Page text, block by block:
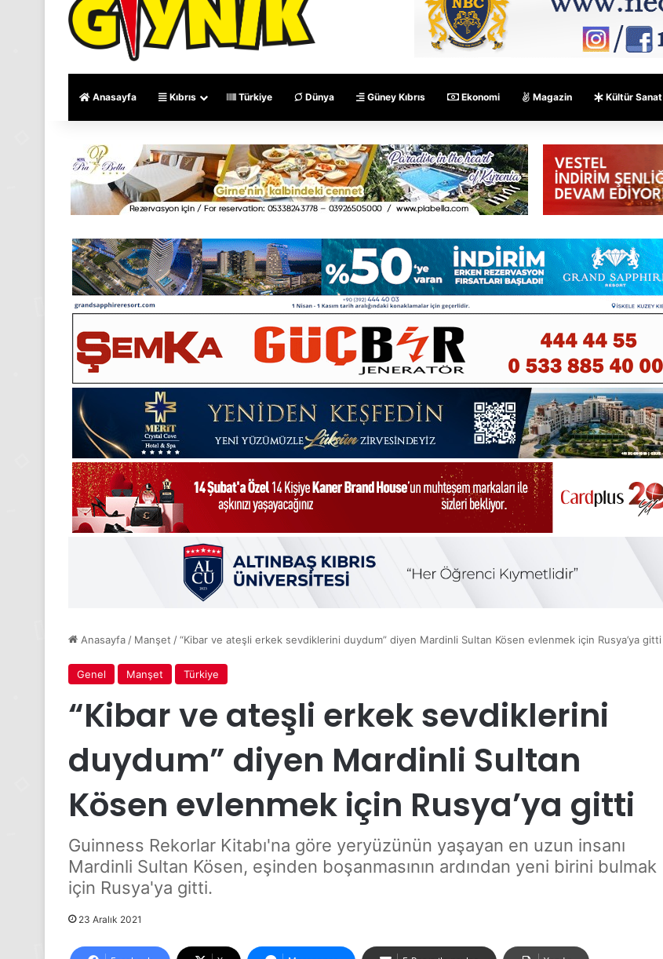
Anasayfa Kıbrıs Türkiye Dünya Güney Kıbrıs Ekonomi Magazin Kültür Sanat
Anasayfa / Manşet /“Kibar ve ateşli erkek sevdiklerini duydum” diyen Mardinli Sultan Kösen evlenmek için Rusya’ya gitti
Genel Manşet Türkiye
“Kibar ve ateşli erkek sevdiklerini
duydum” diyen Mardinli Sultan
Kösen evlenmek için Rusya’ya gitti
Guinness Rekorlar Kitabı'na göre yeryüzünün yaşayan en uzun insanı
Mardinli Sultan Kösen, eşinden boşanmasının ardından yeni birini bulmak
için Rusya'ya gitti.
23 Aralık 2021